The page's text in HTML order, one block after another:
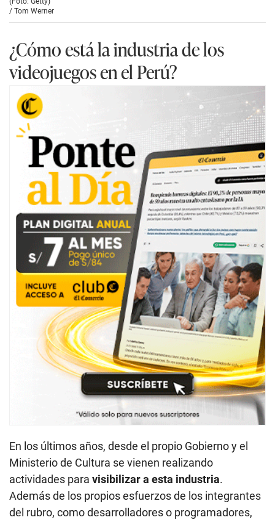
/ Tom Werner
¿Cómo está la industria de los
videojuegos en el Perú?
En los últimos años, desde el propio Gobierno y el
Ministerio de Cultura se vienen realizando
actividades para visibilizar a esta industria.
Además de los propios esfuerzos de los integrantes
del rubro, como desarrolladores o programadores,